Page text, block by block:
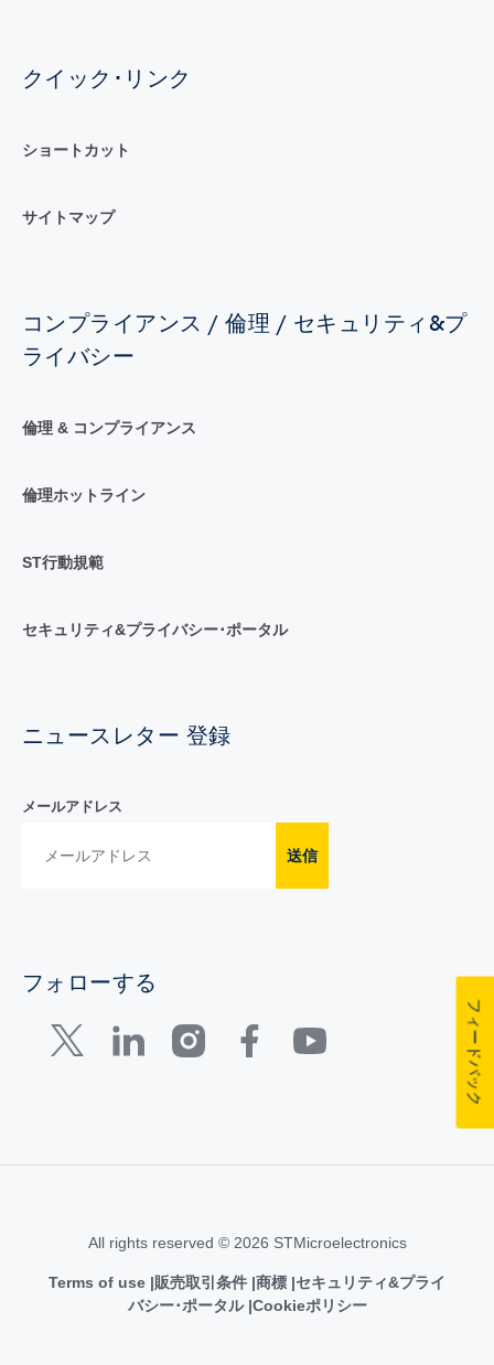
クイック･リンク
ショートカット
サイトマップ
コンプライアンス / 倫理 / セキュリティ&プ
ライバシー
倫理 & コンプライアンス
倫理ホットライン
ST行動規範
セキュリティ&プライバシー･ポータル
ニュースレター 登録
メールアドレス
送信
フォローする
All rights reserved © 2026 STMicroelectronics
Terms of use 販売取引条件 商標 セキュリティ&プライ
バシー･ポータル Cookieポリシー
フィードバック